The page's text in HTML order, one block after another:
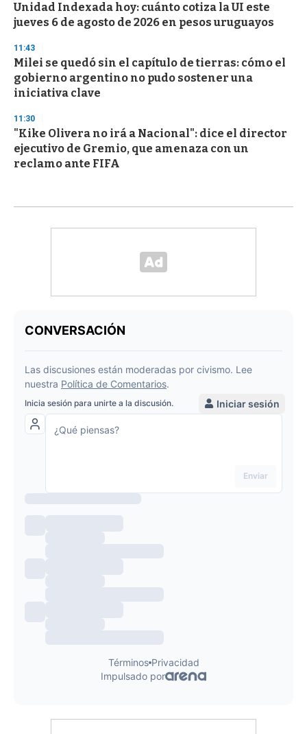
Unidad Indexada hoy: cuánto cotiza la UI este
jueves 6 de agosto de 2026 en pesos uruguayos
11:43
Milei se quedó sin el capítulo de tierras: cómo el
gobierno argentino no pudo sostener una
iniciativa clave
11:30
"Kike Olivera no irá a Nacional": dice el director
ejecutivo de Gremio, que amenaza con un
reclamo ante FIFA